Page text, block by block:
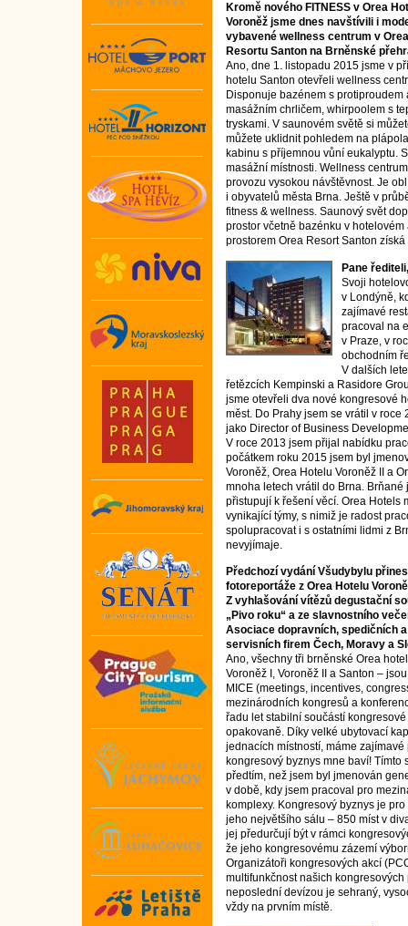
Kromě nového FITNESS v Orea
Voroněž jsme dnes navštívili i
vybavené wellness centrum v Orea
Resortu Santon na Brněnské
Ano, dne 1. listopadu 2015 jsme v
hotelu Santon otevřeli wellness
Disponuje bazénem s protiproudem
masážním chrličem, whirpoolem s
tryskami. V saunovém světě si
můžete uklidnit pohledem na
kabinu s příjemnou vůní eukalyptu.
masážní místnosti. Wellness
provozu vysokou návštěvnost. Je
i obyvatelů města Brna. Ještě v
fitness & wellness. Saunový svět
prostor včetně bazénku v
prostorem Orea Resort Santon
Pane
Svoji
v Londýně,
zajímavé
pracoval na
v Praze, v
obchodním
V dalších
řetězcích Kempinski a Rasidore
jsme otevřeli dva nové kongresové
měst. Do Prahy jsem se vrátil v
jako Director of Business
V roce 2013 jsem přijal nabídku
počátkem roku 2015 jsem byl
Voroněž, Orea Hotelu Voroněž II a
mnoha letech vrátil do Brna.
přistupují k řešení věcí. Orea Hotels
vynikající týmy, s nimiž je radost
spolupracovat i s ostatními lidmi z
nevyjímaje.
Předchozí vydání Všudybylu
fotoreportáže z Orea Hotelu
Z vyhlašování vítězů degustační
„Pivo roku“ a ze slavnostního
Asociace dopravních, spedičních a
servisních firem Čech, Moravy a
Ano, všechny tři brněnské Orea
Voroněž I, Voroněž II a Santon –
MICE (meetings, incentives,
mezinárodních kongresů a
řadu let stabilní součástí
opakovaně. Díky velké ubytovací
jednacích místností, máme
kongresový byznys mne baví!
předtím, než jsem byl jmenován
v době, kdy jsem pracoval pro
komplexy. Kongresový byznys je
jeho největšího sálu – 850 míst v
jej předurčují být v rámci
že jeho kongresovému zázemí
Organizátoři kongresových akcí
multifunkčnost našich
neposlední devízou je sehraný,
vždy na prvním místě.